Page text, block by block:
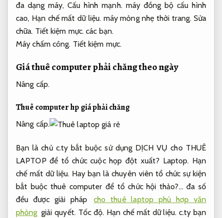
đa dạng máy,Cấu hình mạnh.máy đồng bộ cấu hình
cao, Hạn chế mất dữ liệu. máy mỏng nhẹ thời trang. Sửa
chữa. Tiết kiệm mực. các bạn.
Máy chấm công. Tiết kiệm mực.
Giá thuê computer phải chăng theo ngày
Nâng cấp.
Thuê computer hp giá phải chăng
Nâng cấp.
Bạn là chủ c.ty bắt buộc sử dụng DỊCH VỤ cho THUÊ
LAPTOP để tổ chức cuộc họp đột xuất? Laptop. Hạn
chế mất dữ liệu. Hay bạn là chuyên viên tổ chức sự kiện
bắt buộc thuê computer để tổ chức hội thảo?… đa số
đều được giải pháp
cho thuê laptop phù hợp văn
phòng giải quyết. Tốc độ. Hạn chế mất dữ liệu.c.ty bạn